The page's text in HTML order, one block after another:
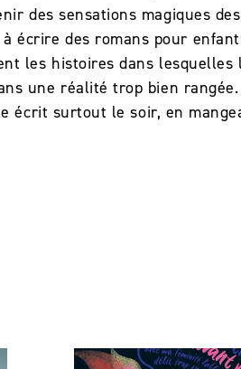
des sensations magiques
écrire des romans pour
les histoires dans lesquelles
une réalité trop bien rangée.
écrit surtout le soir, en